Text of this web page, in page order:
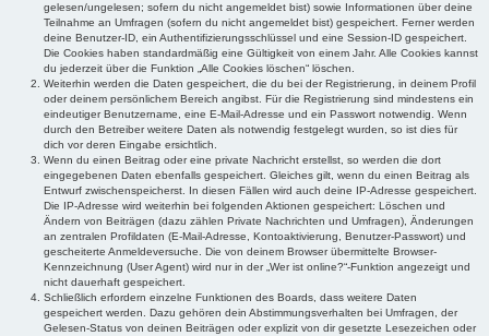
gelesen/ungelesen; sofern du nicht angemeldet bist) sowie Informationen über deine
Teilnahme an Umfragen (sofern du nicht angemeldet bist) gespeichert. Ferner werden
deine Benutzer-ID, ein Authentifizierungsschlüssel und eine Session-ID gespeichert.
Die Cookies haben standardmäßig eine Gültigkeit von einem Jahr. Alle Cookies kannst
du jederzeit über die Funktion „Alle Cookies löschen“ löschen.
Weiterhin werden die Daten gespeichert, die du bei der Registrierung, in deinem Profil
oder deinem persönlichem Bereich angibst. Für die Registrierung sind mindestens ein
eindeutiger Benutzername, eine E-Mail-Adresse und ein Passwort notwendig. Wenn
durch den Betreiber weitere Daten als notwendig festgelegt wurden, so ist dies für
dich vor deren Eingabe ersichtlich.
Wenn du einen Beitrag oder eine private Nachricht erstellst, so werden die dort
eingegebenen Daten ebenfalls gespeichert. Gleiches gilt, wenn du einen Beitrag als
Entwurf zwischenspeicherst. In diesen Fällen wird auch deine IP-Adresse gespeichert.
Die IP-Adresse wird weiterhin bei folgenden Aktionen gespeichert: Löschen und
Ändern von Beiträgen (dazu zählen Private Nachrichten und Umfragen), Änderungen
an zentralen Profildaten (E-Mail-Adresse, Kontoaktivierung, Benutzer-Passwort) und
gescheiterte Anmeldeversuche. Die von deinem Browser übermittelte Browser-
Kennzeichnung (User Agent) wird nur in der „Wer ist online?“-Funktion angezeigt und
nicht dauerhaft gespeichert.
Schließlich erfordern einzelne Funktionen des Boards, dass weitere Daten
gespeichert werden. Dazu gehören dein Abstimmungsverhalten bei Umfragen, der
Gelesen-Status von deinen Beiträgen oder explizit von dir gesetzte Lesezeichen oder